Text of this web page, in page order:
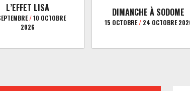
L’EFFET LISA
/10 OCTOBRE
2026
DIMANCHE À SODOME
15 OCTOBRE/24 OCTOBRE